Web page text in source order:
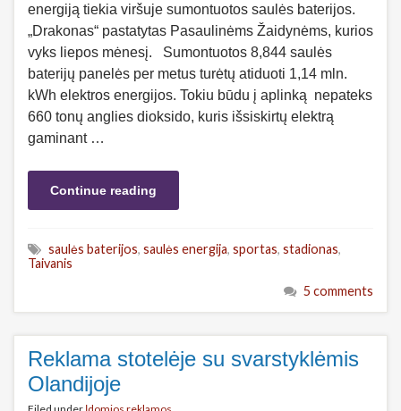
energiją tiekia viršuje sumontuotos saulės baterijos.
„Drakonas“ pastatytas Pasaulinėms Žaidynėms, kurios
vyks liepos mėnesį. Sumontuotos 8,844 saulės
baterijų panelės per metus turėtų atiduoti 1,14 mln.
kWh elektros energijos. Tokiu būdu į aplinką nepateks
660 tonų anglies dioksido, kuris išsiskirtų elektrą
gaminant …
Continue reading
saulės baterijos, saulės energija, sportas, stadionas,
Taivanis
5 comments
Reklama stotelėje su svarstyklėmis
Olandijoje